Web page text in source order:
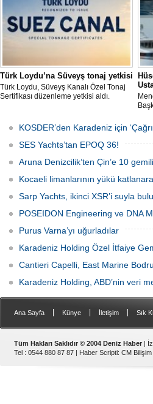
Türk Loydu’na Süveyş tonaj yetkisi
Türk Loydu, Süveyş Kanalı Özel Tonaj
Sertifikası düzenleme yetkisi aldı.
KOSDER’den Karadeniz için
SES Yachts’tan EPOQ 36!
Aruna Denizcilik’ten Çin’e 10
Kocaeli limanlarının yükü
Sarp Yachts, ikinci XSR’i suyla
POSEIDON Engineering ve DNA
Purus Varna’yı uğurladılar
Karadeniz Holding Özel İtfaiye
Cantieri Capelli, East Marine
Karadeniz Holding, ABD’nin veri
Ana Sayfa Künye İletişim Sık
Tüm Hakları Saklıdır © 2004 Deniz Haber |
Tel : 0544 880 87 87 | Haber Scripti: CM Bilişim